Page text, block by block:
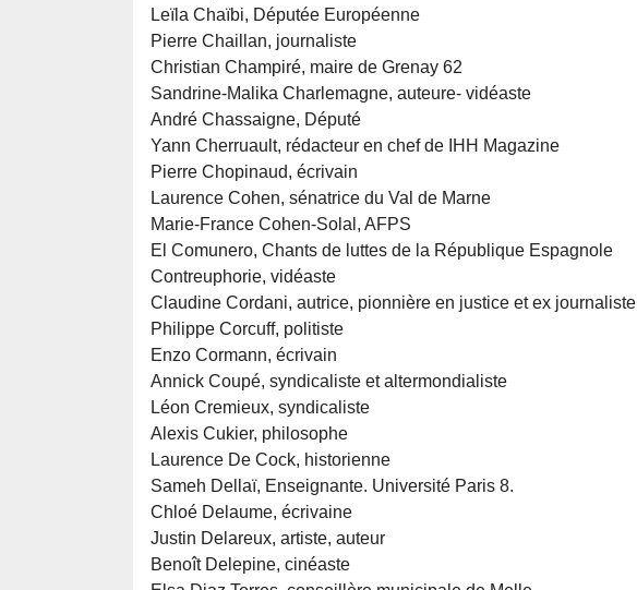
Leïla Chaïbi, Députée Européenne
Pierre Chaillan, journaliste
Christian Champiré, maire de Grenay 62
Sandrine-Malika Charlemagne, auteure- vidéaste
André Chassaigne, Député
Yann Cherruault, rédacteur en chef de IHH Magazine
Pierre Chopinaud, écrivain
Laurence Cohen, sénatrice du Val de Marne
Marie-France Cohen-Solal, AFPS
El Comunero, Chants de luttes de la République Espagnole
Contreuphorie, vidéaste
Claudine Cordani, autrice, pionnière en justice et ex journaliste
Philippe Corcuff, politiste
Enzo Cormann, écrivain
Annick Coupé, syndicaliste et altermondialiste
Léon Cremieux, syndicaliste
Alexis Cukier, philosophe
Laurence De Cock, historienne
Sameh Dellaï, Enseignante. Université Paris 8.
Chloé Delaume, écrivaine
Justin Delareux, artiste, auteur
Benoît Delepine, cinéaste